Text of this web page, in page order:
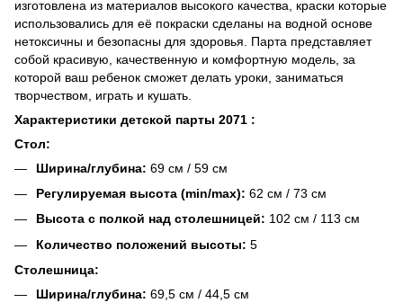
изготовлена из материалов высокого качества, краски которые
использовались для её покраски сделаны на водной основе
нетоксичны и безопасны для здоровья. Парта представляет
собой красивую, качественную и комфортную модель, за
которой ваш ребенок сможет делать уроки, заниматься
творчеством, играть и кушать.
Характеристики детской парты 2071 :
Стол:
Ширина/глубина: 69 см / 59 см
Регулируемая высота (min/max): 62 см / 73 см
Высота с полкой над столешницей: 102 см / 113 см
Количество положений высоты: 5
Столешница:
Ширина/глубина: 69,5 см / 44,5 см